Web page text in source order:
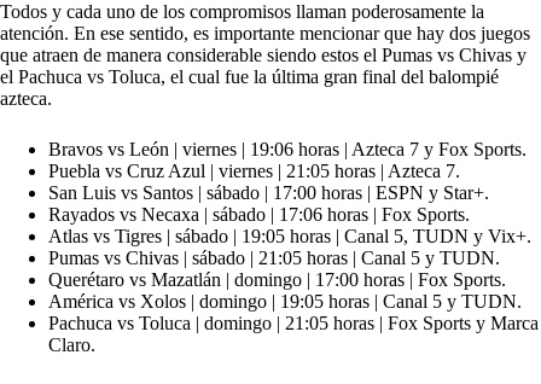
Todos y cada uno de los compromisos llaman poderosamente la
atención. En ese sentido, es importante mencionar que hay dos juegos
que atraen de manera considerable siendo estos el Pumas vs Chivas y
el Pachuca vs Toluca, el cual fue la última gran final del balompié
azteca.
Bravos vs León | viernes | 19:06 horas | Azteca 7 y Fox Sports.
Puebla vs Cruz Azul | viernes | 21:05 horas | Azteca 7.
San Luis vs Santos | sábado | 17:00 horas | ESPN y Star+.
Rayados vs Necaxa | sábado | 17:06 horas | Fox Sports.
Atlas vs Tigres | sábado | 19:05 horas | Canal 5, TUDN y Vix+.
Pumas vs Chivas | sábado | 21:05 horas | Canal 5 y TUDN.
Querétaro vs Mazatlán | domingo | 17:00 horas | Fox Sports.
América vs Xolos | domingo | 19:05 horas | Canal 5 y TUDN.
Pachuca vs Toluca | domingo | 21:05 horas | Fox Sports y Marca
Claro.